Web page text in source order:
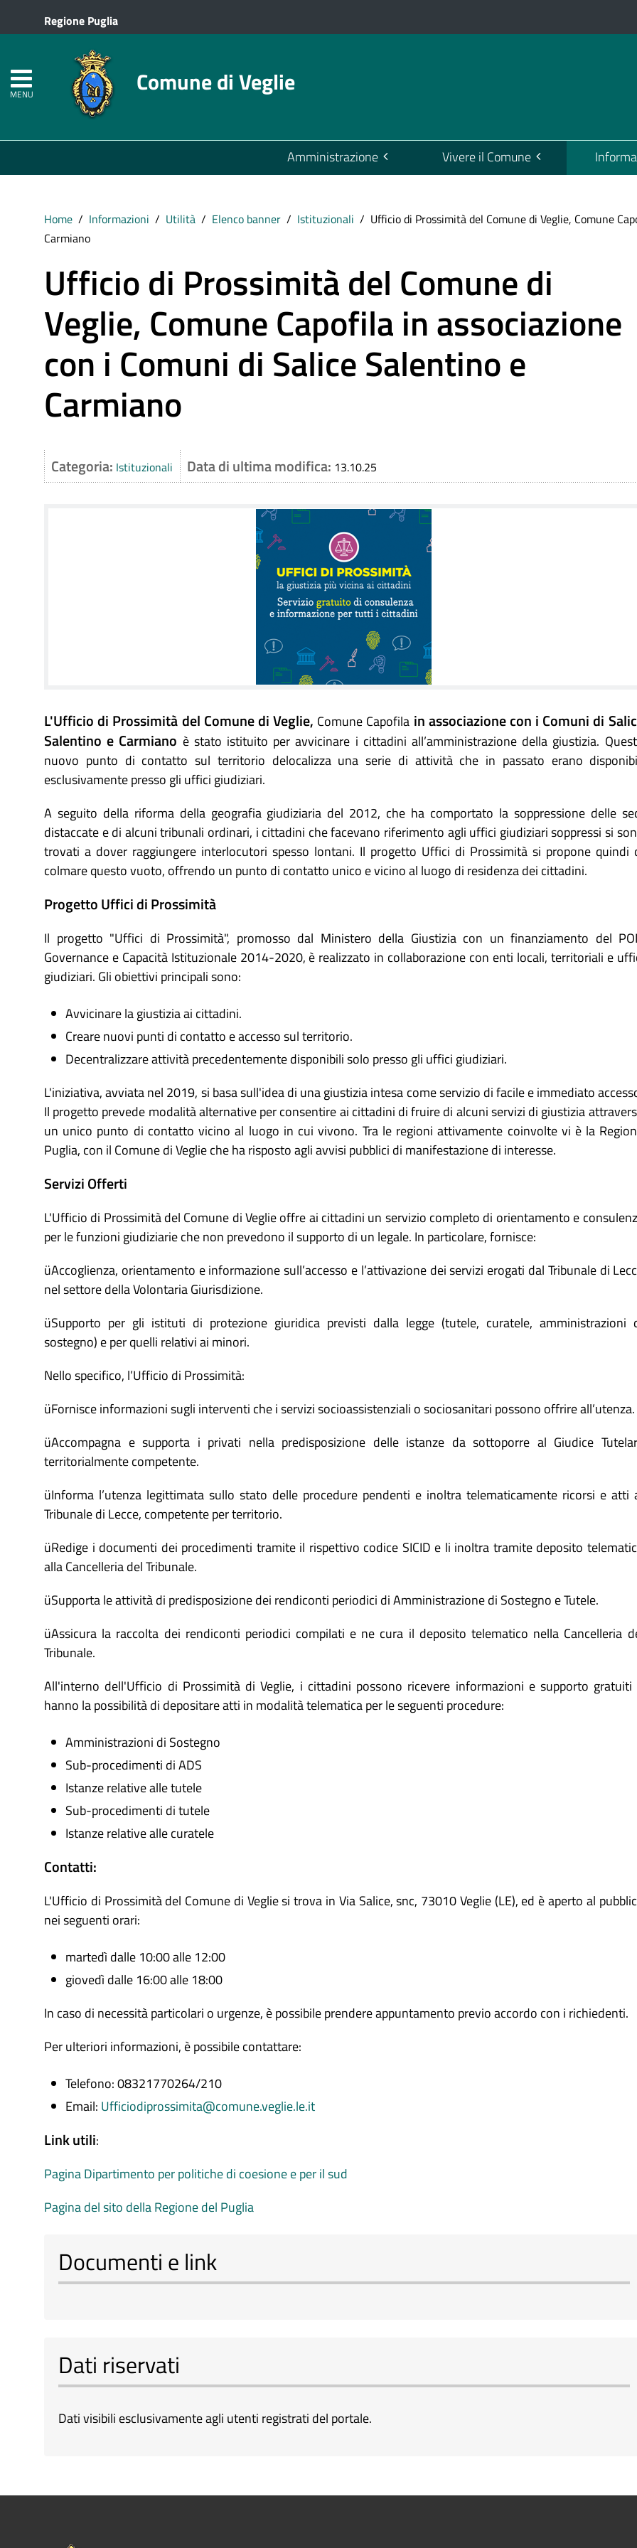
Regione Puglia
MENU Comune di Veglie
Amministrazione Vivere il Comune
Home Informazioni Utilità Elenco banner Istituzionali
Ufficio di Prossimità del Comune di Veglie, Comune
Carmiano
Ufficio di Prossimità del Comune di
Veglie, Comune Capofila in associazione
con i Comuni di Salice Salentino e
Carmiano
Categoria: Istituzionali Data di ultima modifica: 13.10.25
L'Ufficio di Prossimità del Comune di Veglie, Comune Capofila in associazione con i Comuni di
Salentino e Carmiano è stato istituito per avvicinare i cittadini all’amministrazione della giustizia.
nuovo punto di contatto sul territorio delocalizza una serie di attività che in passato erano
esclusivamente presso gli uffici giudiziari.
A seguito della riforma della geografia giudiziaria del 2012, che ha comportato la soppressione delle
distaccate e di alcuni tribunali ordinari, i cittadini che facevano riferimento agli uffici giudiziari soppressi si
trovati a dover raggiungere interlocutori spesso lontani. Il progetto Uffici di Prossimità si propone quindi
colmare questo vuoto, offrendo un punto di contatto unico e vicino al luogo di residenza dei cittadini.
Progetto Uffici di Prossimità
Il progetto "Uffici di Prossimità", promosso dal Ministero della Giustizia con un finanziamento del
Governance e Capacità Istituzionale 2014-2020, è realizzato in collaborazione con enti locali, territoriali e
giudiziari. Gli obiettivi principali sono:
Avvicinare la giustizia ai cittadini.
Creare nuovi punti di contatto e accesso sul territorio.
Decentralizzare attività precedentemente disponibili solo presso gli uffici giudiziari.
L'iniziativa, avviata nel 2019, si basa sull'idea di una giustizia intesa come servizio di facile e immediato
Il progetto prevede modalità alternative per consentire ai cittadini di fruire di alcuni servizi di giustizia
un unico punto di contatto vicino al luogo in cui vivono. Tra le regioni attivamente coinvolte vi è la
Puglia, con il Comune di Veglie che ha risposto agli avvisi pubblici di manifestazione di interesse.
Servizi Offerti
L'Ufficio di Prossimità del Comune di Veglie offre ai cittadini un servizio completo di orientamento e
per le funzioni giudiziarie che non prevedono il supporto di un legale. In particolare, fornisce:
üAccoglienza, orientamento e informazione sull’accesso e l’attivazione dei servizi erogati dal Tribunale di
nel settore della Volontaria Giurisdizione.
üSupporto per gli istituti di protezione giuridica previsti dalla legge (tutele, curatele, amministrazioni
sostegno) e per quelli relativi ai minori.
Nello specifico, l’Ufficio di Prossimità:
üFornisce informazioni sugli interventi che i servizi socioassistenziali o sociosanitari possono offrire all’utenza.
üAccompagna e supporta i privati nella predisposizione delle istanze da sottoporre al Giudice
territorialmente competente.
üInforma l’utenza legittimata sullo stato delle procedure pendenti e inoltra telematicamente ricorsi e atti
Tribunale di Lecce, competente per territorio.
üRedige i documenti dei procedimenti tramite il rispettivo codice SICID e li inoltra tramite deposito
alla Cancelleria del Tribunale.
üSupporta le attività di predisposizione dei rendiconti periodici di Amministrazione di Sostegno e Tutele.
üAssicura la raccolta dei rendiconti periodici compilati e ne cura il deposito telematico nella Cancelleria
Tribunale.
All'interno dell'Ufficio di Prossimità di Veglie, i cittadini possono ricevere informazioni e supporto gratuiti
hanno la possibilità di depositare atti in modalità telematica per le seguenti procedure:
Amministrazioni di Sostegno
Sub-procedimenti di ADS
Istanze relative alle tutele
Sub-procedimenti di tutele
Istanze relative alle curatele
Contatti:
L'Ufficio di Prossimità del Comune di Veglie si trova in Via Salice, snc, 73010 Veglie (LE), ed è aperto al
nei seguenti orari:
martedì dalle 10:00 alle 12:00
giovedì dalle 16:00 alle 18:00
In caso di necessità particolari o urgenze, è possibile prendere appuntamento previo accordo con i richiedenti.
Per ulteriori informazioni, è possibile contattare:
Telefono: 08321770264/210
Email: Ufficiodiprossimita@comune.veglie.le.it
Link utili:
Pagina Dipartimento per politiche di coesione e per il sud
Pagina del sito della Regione del Puglia
Documenti e link
Dati riservati
Dati visibili esclusivamente agli utenti registrati del portale.